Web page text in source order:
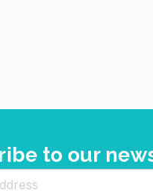
to our